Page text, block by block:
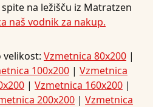
na ležišču iz Matratzen
naš vodnik za nakup.
velikost: Vzmetnica 80x200 |
100x200 | Vzmetnica
| Vzmetnica 160x200 |
200x200 | Vzmetnica